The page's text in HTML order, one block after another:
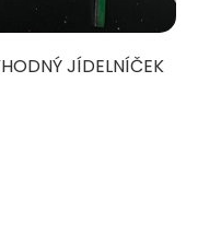
JÍDELNÍČEK